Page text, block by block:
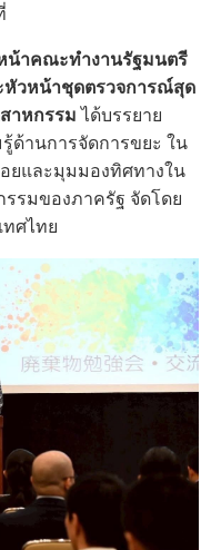
น้าคณะทำงานรัฐมนตรี
หัวหน้าชุดตรวจการณ์สุด
าหกรรมได้บรรยาย
ด้านการจัดการขยะ ใน
ยและมุมมองทิศทางใน
รมของภาครัฐ จัดโดย
ศไทย